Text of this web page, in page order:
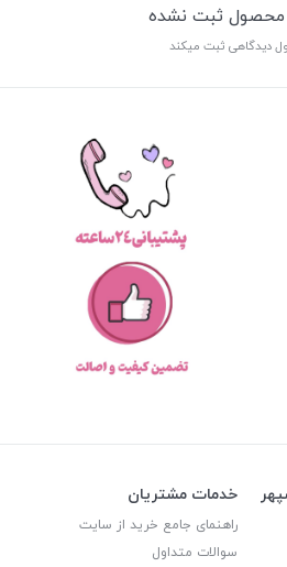
محصول ثبت نشده
دیدگاهی ثبت میکند
خدمات مشتریان
راهنمای جامع خرید از سایت
سوالات متداول